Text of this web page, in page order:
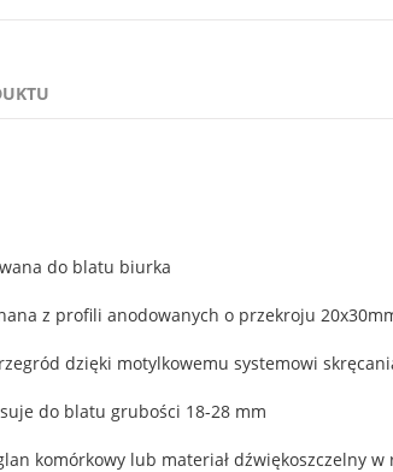
do blatu biurka
z profili anodowanych o przekroju
dzięki motylkowemu systemowi
do blatu grubości 18-28 mm
komórkowy lub materiał dźwiękoszczelny